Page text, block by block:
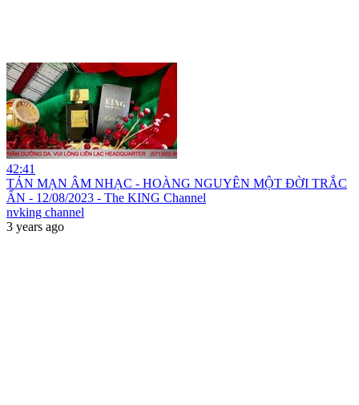
42:41
TẢN MẠN ÂM NHẠC - HOÀNG NGUYÊN MỘT ĐỜI TRẮC
ẨN - 12/08/2023 - The KING Channel
nvking channel
3 years ago